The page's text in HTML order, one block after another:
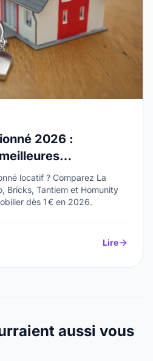
2026 :
locatif ? Comparez La
Bricks, Tantiem et Homunity
dès 1 € en 2026.
Lire
aussi vous